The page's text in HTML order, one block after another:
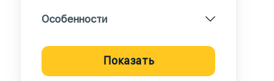
Особенности
Показать